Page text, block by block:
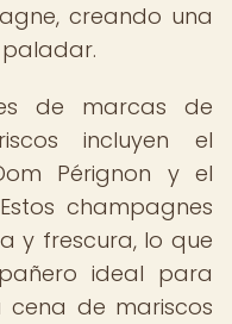
creando una
de marcas de
incluyen el
Pérignon y el
champagnes
y frescura, lo que
ideal para
cena de mariscos